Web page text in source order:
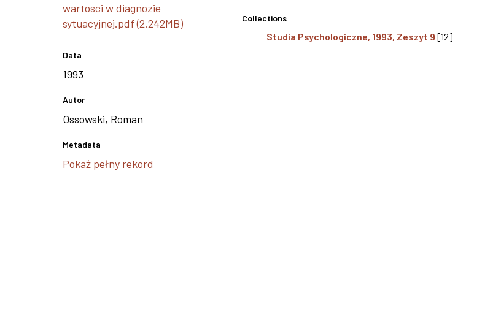
wartosci w diagnozie
sytuacyjnej.pdf (2.242MB)
Data
1993
Autor
Ossowski, Roman
Metadata
Pokaż pełny rekord
Collections
Studia Psychologiczne, 1993, Zeszyt 9 [12]